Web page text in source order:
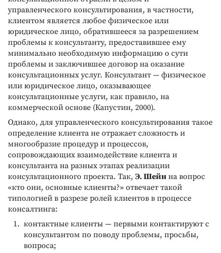
управленческого консультирования, в частности,
клиентом является любое физическое или
юридическое лицо, обратившееся за разрешением
проблемы к консультанту, предоставившее ему
минимально необходимую информацию о сути
проблемы и заключившее договор на оказание
консультационных услуг. Консультант — физическое
или юридическое лицо, оказывающее
консультационные услуги, как правило, на
коммерческой основе (Капустин, 2000).
Однако, для управленческого консультирования такое
определение клиента не отражает сложность и
многообразие процедур и процессов,
сопровождающих взаимодействие клиента и
консультанта на разных этапах реализации
консультационного проекта. Так, Э. Шейн на вопрос
«кто они, основные клиенты?» отвечает такой
типологией в разрезе ролей клиентов в процессе
консалтинга:
контактные клиенты — первыми контактируют с
консультантом по поводу проблемы, просьбы,
вопроса;